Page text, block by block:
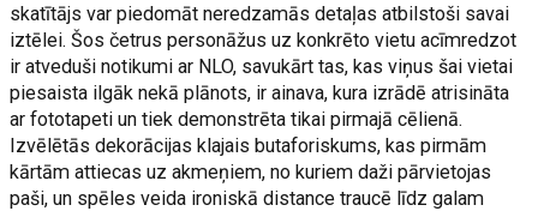
skatītājs var piedomāt neredzamās detaļas atbilstoši savai
iztēlei. Šos četrus personāžus uz konkrēto vietu acīmredzot
ir atveduši notikumi ar NLO, savukārt tas, kas viņus šai vietai
piesaista ilgāk nekā plānots, ir ainava, kura izrādē atrisināta
ar fototapeti un tiek demonstrēta tikai pirmajā cēlienā.
Izvēlētās dekorācijas klajais butaforiskums, kas pirmām
kārtām attiecas uz akmeņiem, no kuriem daži pārvietojas
paši, un spēles veida ironiskā distance traucē līdz galam